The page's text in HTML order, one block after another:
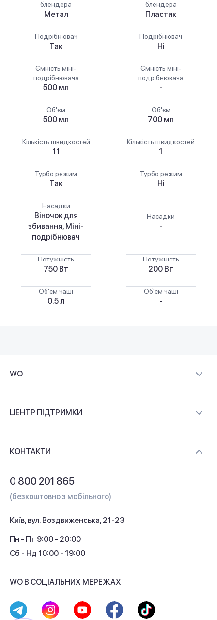
блендера
Метал
Подрібнювач
Так
Ємність міні-
подрібнювача
500 мл
Об'єм
500 мл
Кількість швидкостей
11
Турбо режим
Так
Насадки
Віночок для
збивання, Міні-
подрібнювач
Потужність
750 Вт
Об'єм чаші
0.5 л
блендера
Пластик
Подрібнювач
Ні
Ємність міні-
подрібнювача
-
Об'єм
700 мл
Кількість швидкостей
1
Турбо режим
Ні
Насадки
-
Потужність
200 Вт
Об'єм чаші
-
WO
Контакти
ЦЕНТР ПІДТРИМКИ
Кешбек
КОНТАКТИ
0 800 201 865
(безкоштовно з мобільного)
Київ, вул. Воздвиженська, 21-23
Пн - Пт 9:00 - 20:00
Сб - Нд 10:00 - 19:00
WO В СОЦІАЛЬНИХ МЕРЕЖАХ